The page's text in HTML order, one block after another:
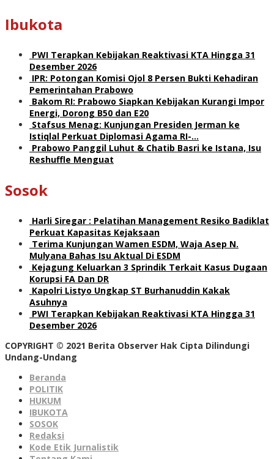
Ibukota
PWI Terapkan Kebijakan Reaktivasi KTA Hingga 31
Desember 2026
IPR: Potongan Komisi Ojol 8 Persen Bukti Kehadiran
Pemerintahan Prabowo
Bakom RI: Prabowo Siapkan Kebijakan Kurangi Impor
Energi, Dorong B50 dan E20
Stafsus Menag: Kunjungan Presiden Jerman ke
Istiqlal Perkuat Diplomasi Agama RI-…
Prabowo Panggil Luhut & Chatib Basri ke Istana, Isu
Reshuffle Menguat
Sosok
Harli Siregar : Pelatihan Management Resiko Badiklat
Perkuat Kapasitas Kejaksaan
Terima Kunjungan Wamen ESDM, Waja Asep N.
Mulyana Bahas Isu Aktual Di ESDM
Kejagung Keluarkan 3 Sprindik Terkait Kasus Dugaan
Korupsi FA Dan DR
Kapolri Listyo Ungkap ST Burhanuddin Kakak
Asuhnya
PWI Terapkan Kebijakan Reaktivasi KTA Hingga 31
Desember 2026
COPYRIGHT © 2021 Berita Observer Hak Cipta Dilindungi
Undang-Undang
Beranda
POLITIK
HUKUM
IBUKOTA
SOSOK
Redaksi
Kode Etik Jurnalistik